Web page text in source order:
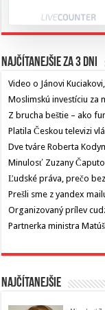
Najčítanejšie za 3 dni
Video o Jánovi
Moslimskú investíciu za
Z brucha beštie – ako
Platila Českou televizi
Dve tváre Roberta
Minulosť Zuzany
Ľudské práva, prečo
Prešli sme z yandex
Organizovaný prílev
Partnerka ministra
Najčítanejšie